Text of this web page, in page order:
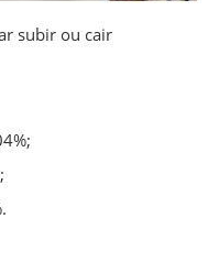
subir ou cair